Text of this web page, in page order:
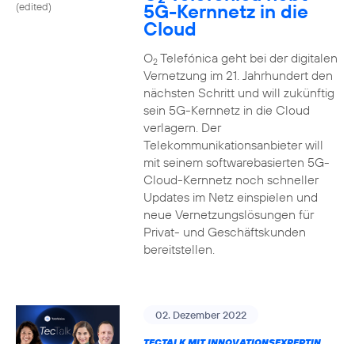
(edited)
5G-Kernnetz in die
Cloud
O2Telefónica geht bei der digitalen
Vernetzung im 21. Jahrhundert den
nächsten Schritt und will zukünftig
sein 5G-Kernnetz in die Cloud
verlagern. Der
Telekommunikationsanbieter will
mit seinem softwarebasierten 5G-
Cloud-Kernnetz noch schneller
Updates im Netz einspielen und
neue Vernetzungslösungen für
Privat- und Geschäftskunden
bereitstellen.
02. Dezember 2022